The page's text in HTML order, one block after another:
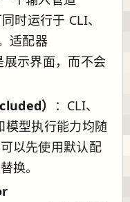
时运行于 CLI、
适配器
展示界面，而不会
）
：CLI、
型执行能力均随
以先使用默认配
换。